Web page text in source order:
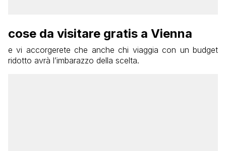
cose da visitare gratis a Vienna
e vi accorgerete che anche chi viaggia con un budget
ridotto avrà l’imbarazzo della scelta.